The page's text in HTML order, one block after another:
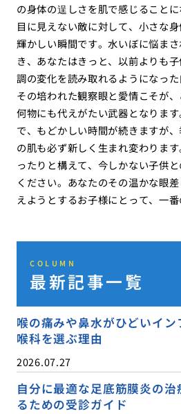
の身体の逞しさを肌で感じることに
目に見えない敵に対して、小さな
輝かしい瞬間です。水いぼに悩ま
き、あなたはきっと、以前よりも
調の変化を読み取れるようになった
その培われた観察眼と愛情こそが
何物にも代えがたい武器となりま
で、もどかしい時間が続きますが
の肌も必ず新しく生まれ変わりま
ったりと構えて、今しかない子供
ください。あなたのその温かな眼
えようとするお子様にとって、一番
COLUMN
最新記事一覧
喉の痛みや鼻水がひどいイ
喉科を選ぶ理由
2026.07.27
自分に最適な足底筋膜炎の
るための受診ガイド